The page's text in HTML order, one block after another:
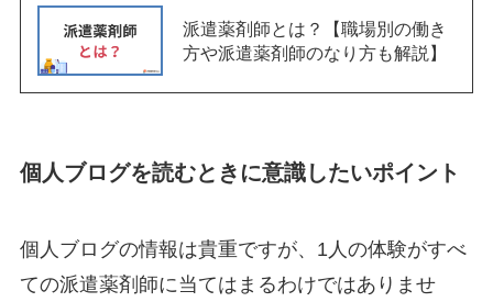
派遣薬剤師とは？【職場別の働き
方や派遣薬剤師のなり方も解説】
個人ブログを読むときに意識したいポイント
個人ブログの情報は貴重ですが、1人の体験がすべ
ての派遣薬剤師に当てはまるわけではありませ